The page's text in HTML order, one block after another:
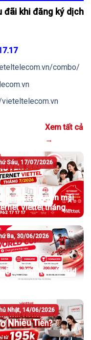
đãi khi đăng ký dịch
combo/
Xem tất cả
→
Sáu, 17/07/2026
sách khuyến mãi
Viettel tháng
Ba, 30/06/2026
Data Khi Xem World
Nhật, 14/06/2026